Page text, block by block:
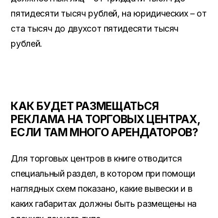
пятидесяти тысяч рублей, на юридических – от
ста тысяч до двухсот пятидесяти тысяч
рублей.
КАК БУДЕТ РАЗМЕЩАТЬСЯ
РЕКЛАМА НА ТОРГОВЫХ ЦЕНТРАХ,
ЕСЛИ ТАМ МНОГО АРЕНДАТОРОВ?
Для торговых центров в книге отводится
специальный раздел, в котором при помощи
наглядных схем показано, какие вывески и в
каких габаритах должны быть размещены на